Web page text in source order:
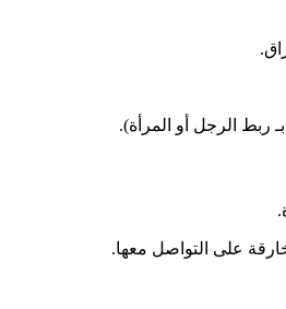
الرجل أو المرأة).
خارقة على التواصل معها.